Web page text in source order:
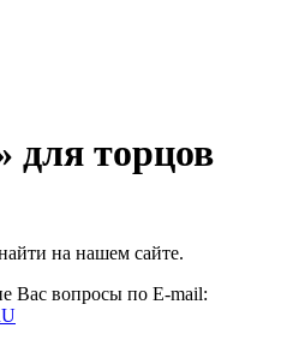
торцов
на нашем сайте.
Вас вопросы по E-mail: